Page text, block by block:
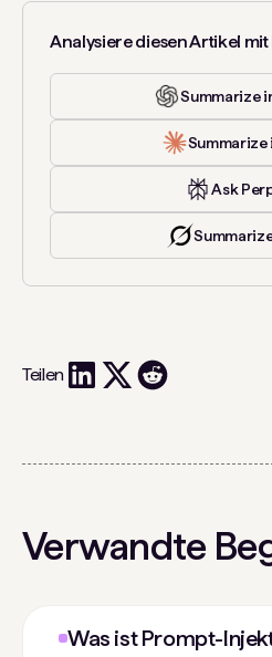
Analysiere diesen Artikel mit
Summarize
Summarize
Ask
Teilen
Verwandte
Was ist Prompt-